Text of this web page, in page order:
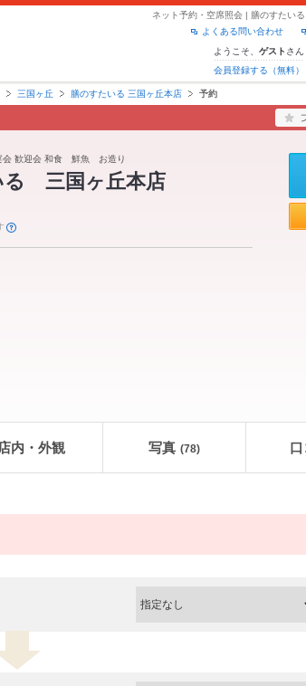
ネット予約・空席照会 | 膳のすたい
よくある問い合わせ
ようこそ、 ゲスト さん
会員登録する（無料）
三国ヶ丘 膳のすたいる 三国ヶ丘本店 予約
会 歓迎会 和食 鮮魚 お造り
三国ヶ丘本店
店内・外観 写真 (78)